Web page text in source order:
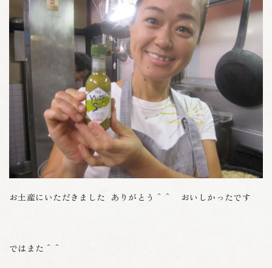
お土産にいただきました ありがとう＾＾ おいしかったです
ではまた＾＾